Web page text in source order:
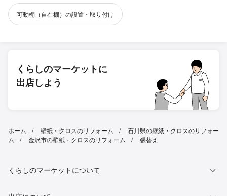
可動棚（自在棚）の設置・取り付け
くらしのマーケットに
出店しよう
ホーム 壁紙・クロスのリフォーム
石川県の壁紙・クロスのリフォー
ム
金沢市の壁紙・クロスのリフォーム 張替え
くらしのマーケットについて